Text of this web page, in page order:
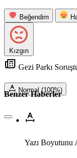
Beğendim
Kızgın
Gezi Parkı
Normal (100%)
Yazı Boyutunu
Benzer Haberler